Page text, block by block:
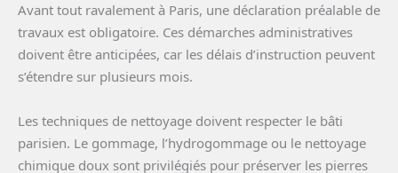
Avant tout ravalement à Paris, une déclaration préalable de
travaux est obligatoire. Ces démarches administratives
doivent être anticipées, car les délais d’instruction peuvent
s’étendre sur plusieurs mois.
Les techniques de nettoyage doivent respecter le bâti
parisien. Le gommage, l’hydrogommage ou le nettoyage
chimique doux sont privilégiés pour préserver les pierres